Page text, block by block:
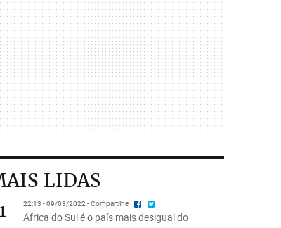
LIDAS
1
22:13 - 09/03/2022 - Compartilhe
África do Sul é o país mais desigual do